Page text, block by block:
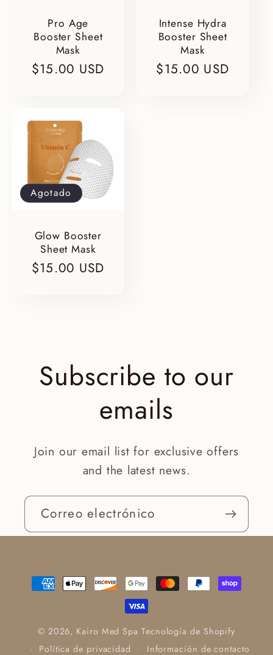
Pro Age
Booster Sheet
Mask
Precio
$15.00 USD
Intense Hydra
Booster Sheet
Mask
Precio
$15.00 USD
Agotado
Glow Booster
Sheet Mask
Precio
$15.00 USD
Subscribe to our
emails
Join our email list for exclusive offers
and the latest news.
Correo electrónico
Formas
de
© 2026, Kairo Med Spa Tecnología de Shopify
Política de privacidad
Información de contacto